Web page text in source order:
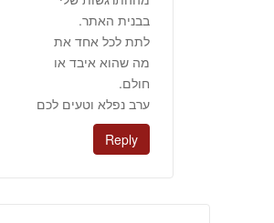
בבנית האתר.
לתת לכל אחד את
מה שהוא איבד או
חולם.
ערב נפלא וטעים לכם
Reply